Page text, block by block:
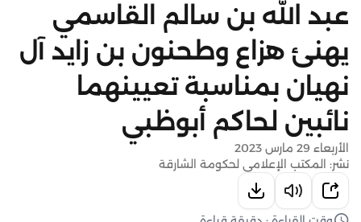
عبد الله بن سالم القاسمي
يهنئ هزاع وطحنون بن زايد آل
نهيان بمناسبة تعيينهما
نائبين لحاكم أبوظبي
الأربعاء 29 مارس 2023
نشر: المكتب الإعلامي لحكومة الشارقة